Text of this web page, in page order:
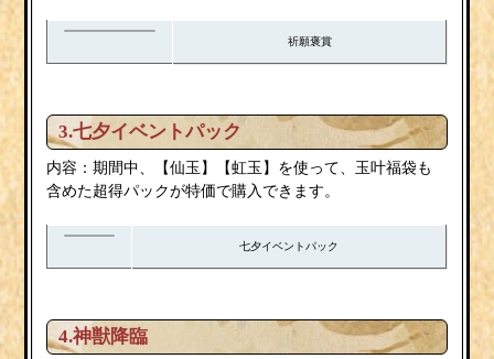
祈願褒賞
3.七夕イベントパック
内容：期間中、【仙玉】【虹玉】を使って、玉叶福袋も
含めた超得パックが特価で購入できます。
七夕イベントパック
4.神獣降臨